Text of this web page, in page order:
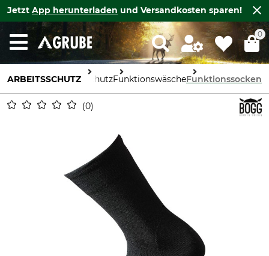
Jetzt App herunterladen und Versandkosten sparen!
0
ARBEITSSCHUTZKörperschutzFunktionswäscheFunktionssocken
0